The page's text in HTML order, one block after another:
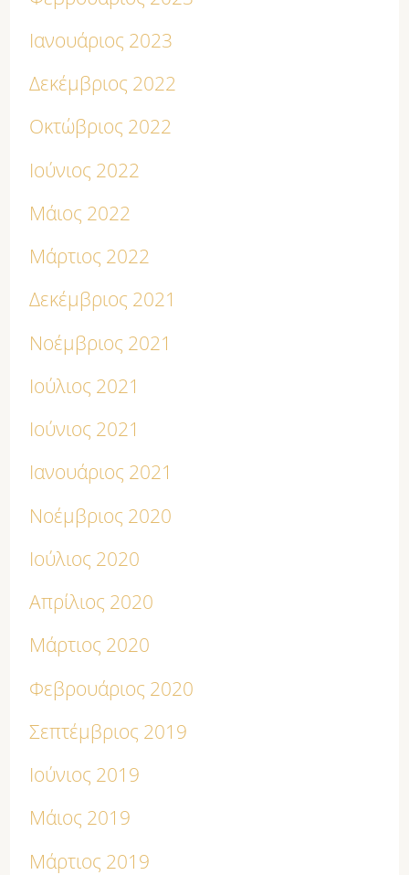
Ιανουάριος 2023
Δεκέμβριος 2022
Οκτώβριος 2022
Ιούνιος 2022
Μάιος 2022
Μάρτιος 2022
Δεκέμβριος 2021
Νοέμβριος 2021
Ιούλιος 2021
Ιούνιος 2021
Ιανουάριος 2021
Νοέμβριος 2020
Ιούλιος 2020
Απρίλιος 2020
Μάρτιος 2020
Φεβρουάριος 2020
Σεπτέμβριος 2019
Ιούνιος 2019
Μάιος 2019
Μάρτιος 2019